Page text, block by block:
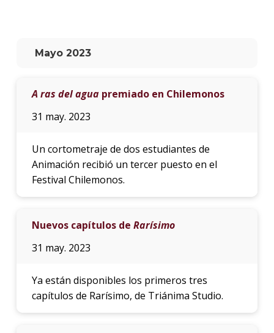
Mayo 2023
A ras del aguapremiado en Chilemonos
31 may. 2023
Un cortometraje de dos estudiantes de
Animación recibió un tercer puesto en el
Festival Chilemonos.
Nuevos capítulos de Rarísimo
31 may. 2023
Ya están disponibles los primeros tres
capítulos de Rarísimo, de Triánima Studio.